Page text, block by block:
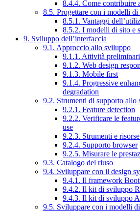
8.4.4. Come contribuire
8.5. Progettare con i modelli di
8.5.1. Vantaggi
8.5.2. I modelli di sito e
9. Sviluppo dell’interfaccia
9.1. Approccio allo sviluppo
9.1.1. Attività preliminari
9.1.2. Web design
9.1.3. Mobile first
9.1.4. Progressive
degradation
9.2. Strumenti di supporto allo
9.2.1. Feature detection
9.2.2. Verificare le
use
9.2.3. Strumenti e
9.2.4. Supporto browser
9.2.5. Misurare le
9.3. Catalogo del riuso
9.4. Sviluppare con il design
9.4.1. Il framework
9.4.2. Il kit di sviluppo
9.4.3. Il kit di sviluppo
9.5. Sviluppare con i modelli